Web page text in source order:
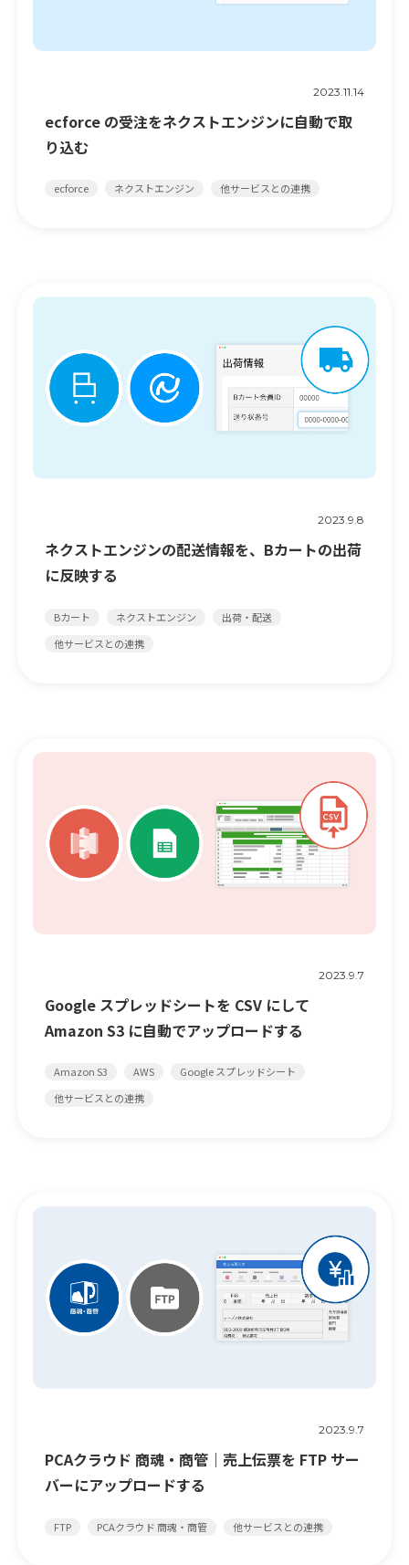
2023.11.14
ecforce の受注をネクストエンジンに自動で取
り込む
ecforce ネクストエンジン 他サービスとの連携
2023.9.8
ネクストエンジンの配送情報を、Bカートの出荷
に反映する
Bカート ネクストエンジン
出荷・配送
他サービスとの連携
2023.9.7
Google スプレッドシートを CSV にして
Amazon S3 に自動でアップロードする
Amazon S3 AWS
Google スプレッドシート
他サービスとの連携
2023.9.7
PCAクラウド 商魂・商管｜売上伝票を FTP サー
バーにアップロードする
FTP PCAクラウド 商魂・商管 他サービスとの連携